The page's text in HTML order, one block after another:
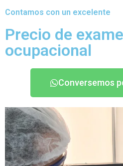
Contamos con un excelente
Precio de
ocupacional
Conversemos